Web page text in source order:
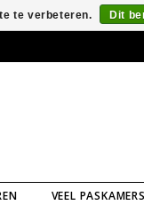
VEEL PASKAMERS
te verbeteren. Dit